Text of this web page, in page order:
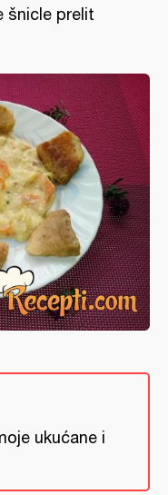
šnicle prelit
ukućane i